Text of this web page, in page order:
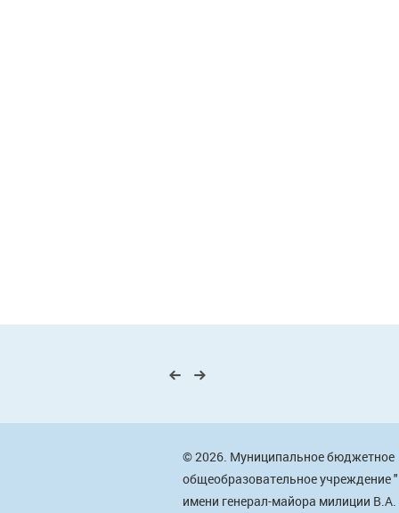
© 2026. Муниципальное бюджетное
общеобразовательное учреждение
имени генерал-майора милиции